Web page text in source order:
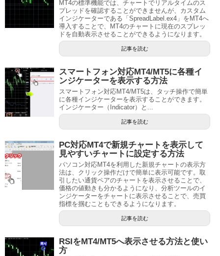
MT4の標準機能では、チャートでリアルタイムのス
プレッドを確認することができませんが、カスタム
インジケーターである「SpreadLabel.ex4」をMT4へ
導入することで、MT4のチャートに現在のスプレッ
ドを自動表示させることができるようになります。
記事を読む
スマートフォン対応MT4/MT5に各種イ
ンジケーターを表示する方法
スマートフォン対応MT4/MT5は、タッチ操作で簡単
に各種インジケーターを表示することができます。
インジケーター（Indicator）と...
記事を読む
PC対応MT4で新規チャートを表示して
見やすいチャートに設定する方法
パソコン対応MT4を利用した新規チャートの表示方
法は、クリック操作だけで簡単に表示可能です。取
引したい通貨ペアのチャートを表示させることで、
価格の値動きも分かるようになり、分析ツールのイ
ンジケーターをチャートに表示させることで、売買
指標を掴むこともできるようになります。
記事を読む
RSIをMT4/MT5へ表示させる方法と使い
方